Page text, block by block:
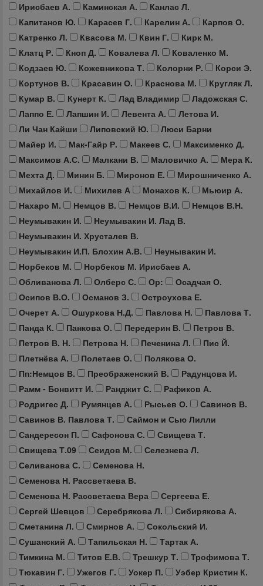
Ирисбаев А. Каминская А.
Канлас Л.
Капитанов Ю.
Карасев Г. Карелин А.
Карпов О.
Катренко Л.
Квасова М. Квин Г.
Кирк М.
Клатц Р.
Кноп Д. Ковалева Л.
Коваленко М.
Кодзаев Ю.
Кожевникова Т. Колорни Р.
Корси Э.
Кортунов В.
Красавин О. Краснова М.
Кругляк Л.
Кумар В.
Кунерт К. Лад Владимир
Ладожская С.
Лаппо Е.
Лапшин И. Левента А.
Летова И.
Ли Чан Кайши
Липовский Ю.
Люси Барни
Майер И.
Мак-Гайр Р. Макеев С.
Максименко Д.
Максимов А.С.
Малкани В. Маловичко А.
Мера К.
Мехта Д.
Минин Б. Миронов Е.
Мирошниченко А.
Михайлов И.
Михилев А Монахов К.
Мьюир А.
Нахаро М.
Немцов В. Немцов В.И.
Немцов В.Н.
Неумывакин И.
Неумывакин И. Лад В.
Неумывакин И. Хрусталев В.
Неумывакин И.П. Блохин А.В.
Неунывакин И.
Норбеков М.
Норбеков М. Ирисбаев А.
Обливанова Л.
Олберс С. Ор:
Осадчая О.
Осипов В.О.
Османов З.
Остроухова Е.
Очерет А.
Ошуркова Н.Д. Павлова Н.
Павлова Т.
Панда К.
Панкова О. Передерин В.
Петров В.
Петров В. Н.
Петрова Н. Печенина Л.
Пис Й.
Плетнёва А.
Полетаев О.
Полякова О.
Пп:Немцов В.
Преображенский В.
Радунцова И.
Рамм - Бонвитт И.
Ранджит С.
Рафиков А.
Родригес Д.
Румянцев А. Рысьев О.
Савинов В.
Савинов В. Павлова Т.
Саймон и Сью Лилли
Сандересон П.
Сафонова С.
Свищева Т.
Свищева Т.09
Сеидов М.
Селезнева Л.
Селиванова С.
Семенова Н.
Семенова Н. Рассветаева В.
Семенова Н. Рассветаева Вера
Сергеева Е.
Сергей Шевцов
Серебрякова Л.
Сибирякова А.
Сметанина Л.
Смирнов А.
Сокольский И.
Сушанский А.
Тапильская Н.
Тартак А.
Тимкина М.
Титов Е.В. Трешкур Т.
Трофимова Т.
Тюкавин Г.
Ужегов Г. Уокер П.
Уэбер Кристин К.